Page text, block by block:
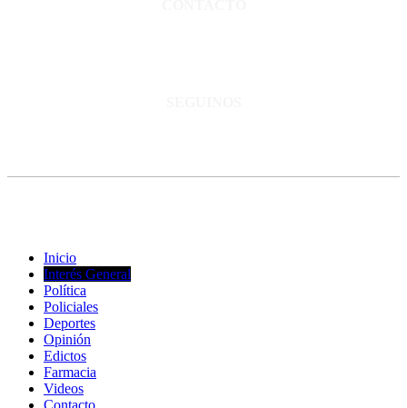
Inicio
Interés General
Política
Policiales
Deportes
Opinión
Edictos
Farmacia
Videos